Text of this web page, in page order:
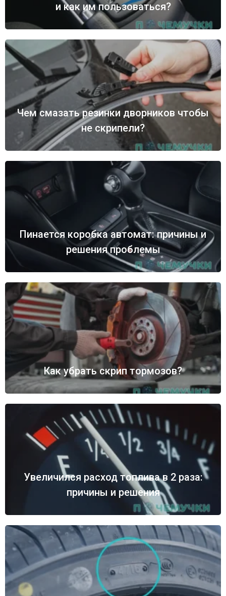
и как им пользоваться?
Чем смазать резинки дворников чтобы
не скрипели?
Пинается коробка автомат: причины и
решения проблемы
Как убрать скрип тормозов?
Увеличился расход топлива в 2 раза:
причины и решения